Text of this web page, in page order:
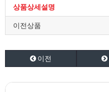
상품상세설명
이전상품
이전